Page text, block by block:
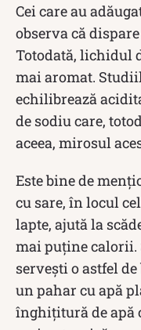
Cei care au
observa că
Totodată, lichidul
mai aromat.
echilibrează
de sodiu care,
aceea, mirosul
Este bine de
cu sare, în locul
lapte, ajută la
mai puține calorii.
servești o astfel
un pahar cu apă
înghițitură de apă